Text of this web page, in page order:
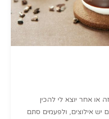
או אחר יוצא לי להכין
יש אילוצים, ולפעמים סתם